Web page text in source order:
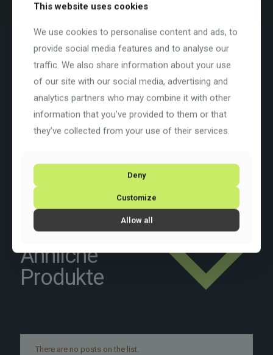
Beschreibung Zusätzliche Informationen
Farbe: Metallic Celeste / Carbon
(ZY)
Rahmengrösse: M
Rahmenart:Diamant
Raddurchmesser: 28 Zoll
Ähnliche
Produkte
There are no posts on the list.
This website uses cookies
We use cookies to personalise content and ads, to
provide social media features and to analyse our
traffic. We also share information about your use
of our site with our social media, advertising and
analytics partners who may combine it with other
information that you’ve provided to them or that
they’ve collected from your use of their services.
Deny
Customize
Allow all